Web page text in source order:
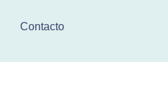
Contacto